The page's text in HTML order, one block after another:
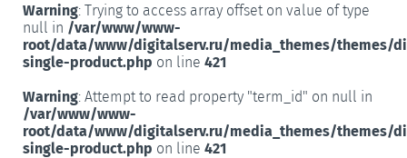
Warning: Trying to access array offset on value of type
null in /var/www/www-
root/data/www/digitalserv.ru/media_themes/themes/
single-product.php on line 421
Warning: Attempt to read property "term_id" on null in
/var/www/www-
root/data/www/digitalserv.ru/media_themes/themes/
single-product.php on line 421